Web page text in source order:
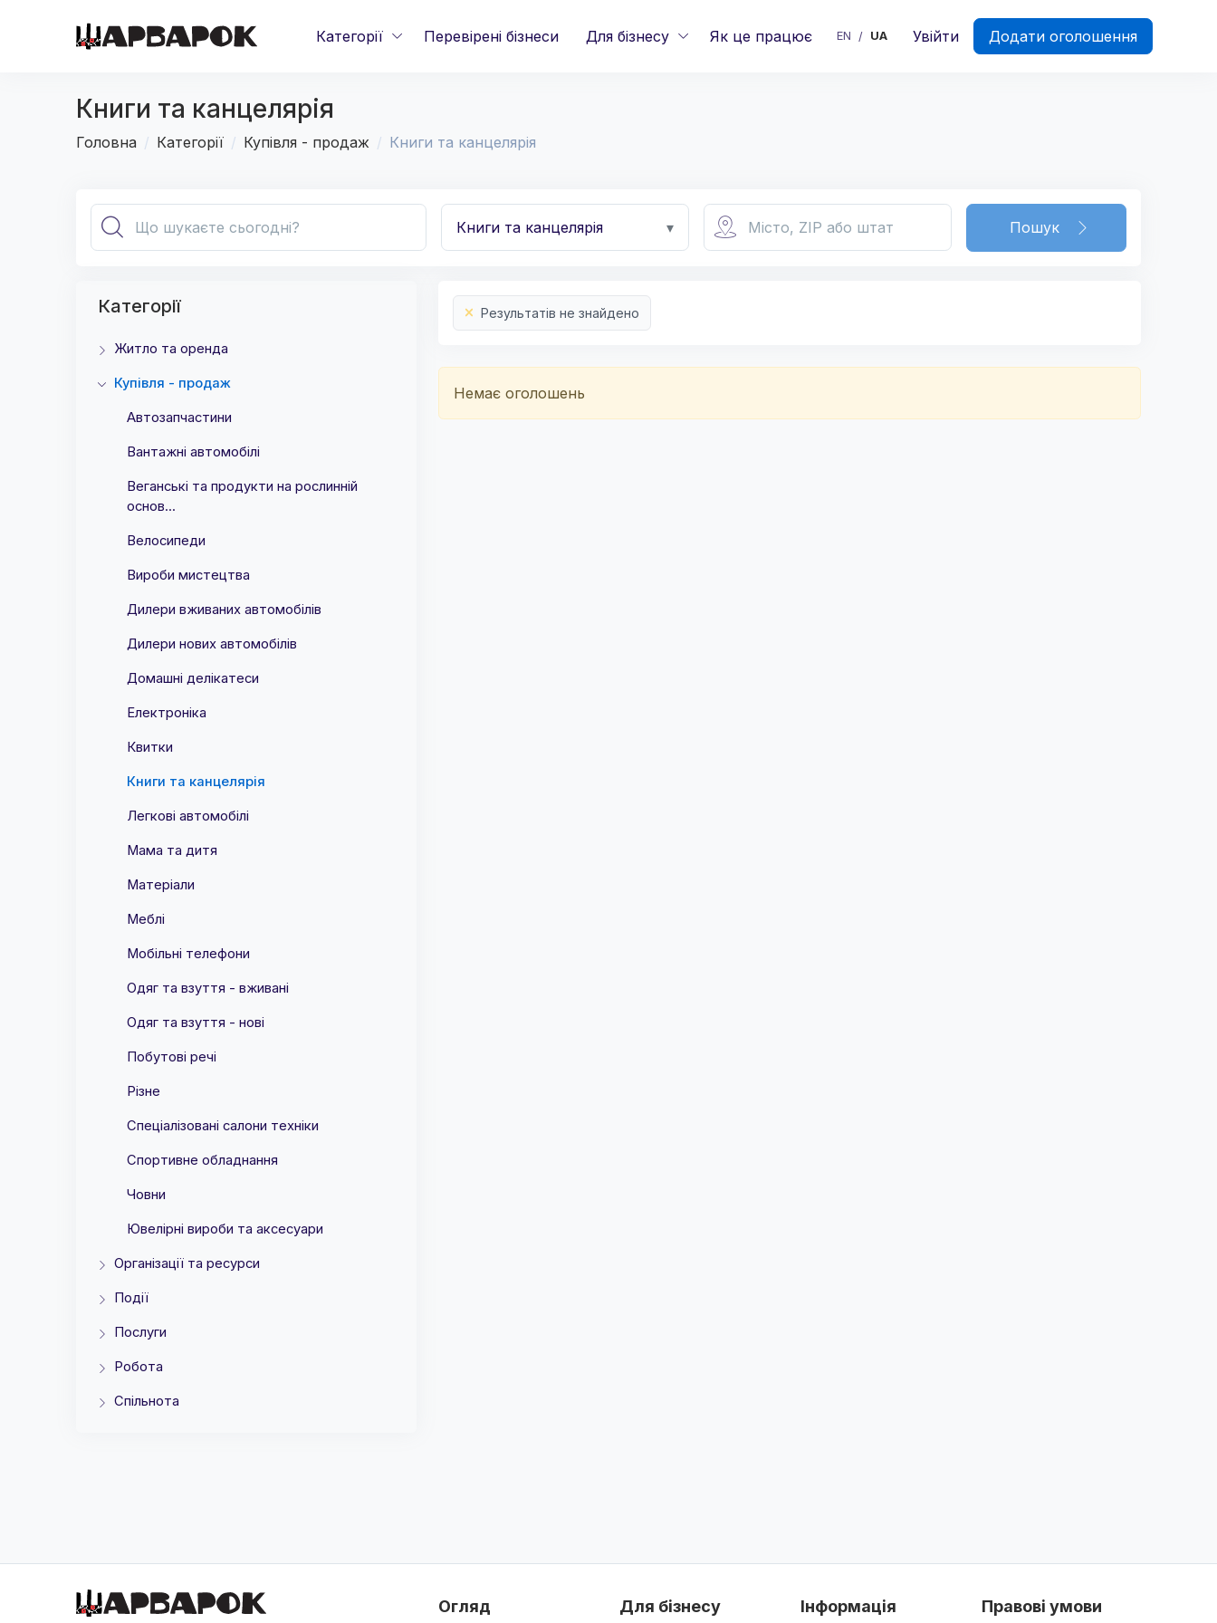
Категорії Перевірені бізнеси Для бізнесу Як це працює EN / UA Увійти Додати оголошення
Книги та канцелярія
Головна Категорії Купівля - продаж Книги та канцелярія
Книги та канцелярія ▾ Пошук
Результатів не знайдено
Немає оголошень
Категорії
Житло та оренда
Купівля - продаж
Автозапчастини
Вантажні автомобілі
Веганські та продукти на рослинній
основ...
Велосипеди
Вироби мистецтва
Дилери вживаних автомобілів
Дилери нових автомобілів
Домашні делікатеси
Електроніка
Квитки
Книги та канцелярія
Легкові автомобілі
Мама та дитя
Матеріали
Меблі
Мобільні телефони
Одяг та взуття - вживані
Одяг та взуття - нові
Побутові речі
Різне
Спеціалізовані салони техніки
Спортивне обладнання
Човни
Ювелірні вироби та аксесуари
Організації та ресурси
Події
Послуги
Робота
Спільнота
Огляд Для бізнесу Інформація Правові умови